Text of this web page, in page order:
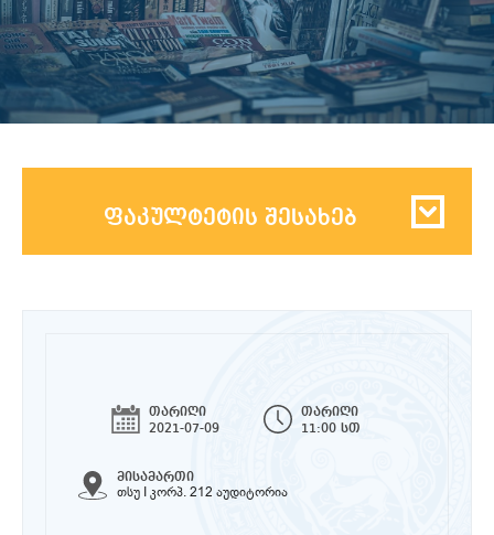
ფაკულტეტის შესახებ
თარიღი
2021-07-09
თარიღი
11:00 სთ
მისამართი
თსუ I კორპ. 212 აუდიტორია